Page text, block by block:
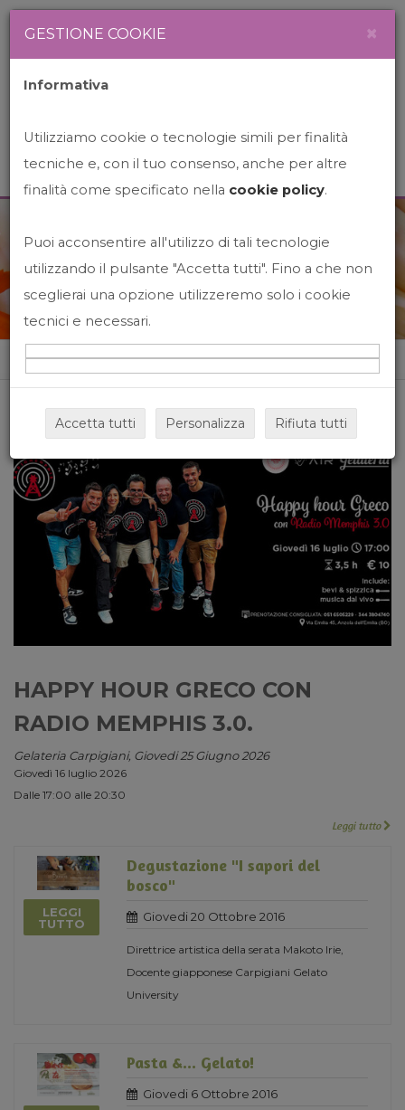
News&Events
Home News&events
HAPPY HOUR GRECO CON
RADIO MEMPHIS 3.0.
Gelateria Carpigiani, Giovedi 25 Giugno 2026
Giovedì 16 luglio 2026
Dalle 17:00 alle 20:30
Leggi tutto
LEGGI
TUTTO
Degustazione "I sapori del
bosco"
Giovedi 20 Ottobre 2016
Direttrice artistica della serata Makoto Irie,
Docente giapponese Carpigiani Gelato
University
Pasta &... Gelato!
Giovedi 6 Ottobre 2016
GESTIONE COOKIE ×
Informativa
Utilizziamo cookie o tecnologie simili per finalità
tecniche e, con il tuo consenso, anche per altre
finalità come specificato nella cookie policy.
Puoi acconsentire all'utilizzo di tali tecnologie
utilizzando il pulsante "Accetta tutti". Fino a che non
sceglierai una opzione utilizzeremo solo i cookie
tecnici e necessari.
Accetta tutti Personalizza Rifiuta tutti